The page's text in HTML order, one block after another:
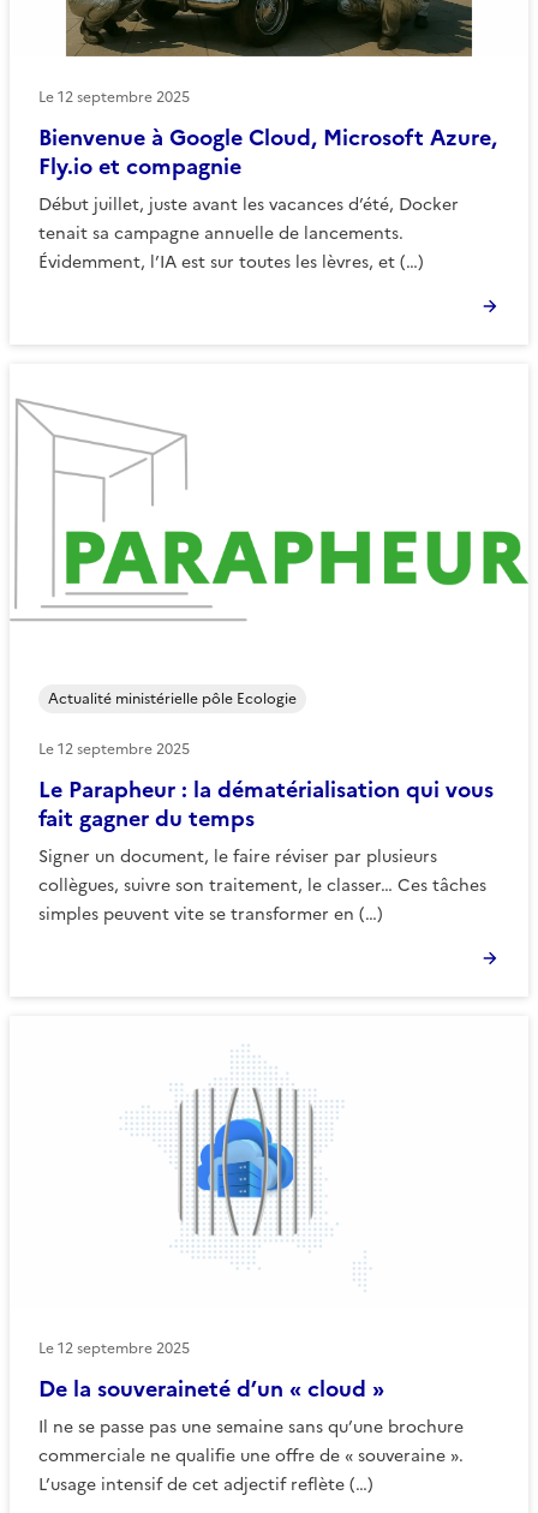
Bienvenue à Google Cloud, Microsoft Azure,
Fly.io et compagnie
Début juillet, juste avant les vacances d’été, Docker
tenait sa campagne annuelle de lancements.
Évidemment, l’IA est sur toutes les lèvres, et (…)
Le12 septembre 2025
Le Parapheur : la dématérialisation qui vous
fait gagner du temps
Signer un document, le faire réviser par plusieurs
collègues, suivre son traitement, le classer… Ces tâches
simples peuvent vite se transformer en (…)
Actualité ministérielle pôle Ecologie
Le12 septembre 2025
De la souveraineté d’un « cloud »
Il ne se passe pas une semaine sans qu’une brochure
commerciale ne qualifie une offre de « souveraine ».
L’usage intensif de cet adjectif reflète (…)
Le12 septembre 2025